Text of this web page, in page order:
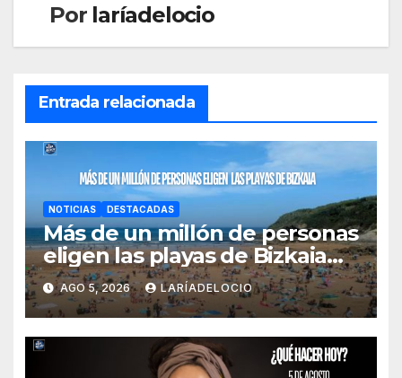
Por laríadelocio
Entrada relacionada
NOTICIAS DESTACADAS
Más de un millón de personas
eligen las playas de Bizkaia
en la primera mitad de la
temporada
AGO 5, 2026 LARÍADELOCIO